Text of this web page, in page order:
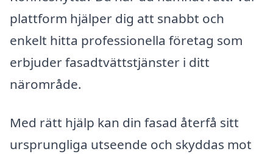
plattform hjälper dig att snabbt och
enkelt hitta professionella företag som
erbjuder fasadtvättstjänster i ditt
närområde.
Med rätt hjälp kan din fasad återfå sitt
ursprungliga utseende och skyddas mot